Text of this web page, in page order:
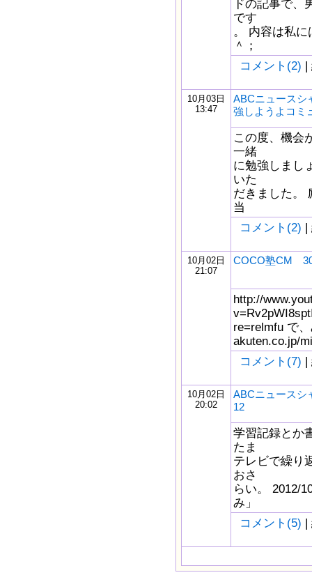
ドの記事で、
です
。 内容は私
＾；
コメント(2) |
10月03日
13:47
ABCニュースシ
強しようよコミ
この度、機会
一緒
に勉強しまし
いた
だきました。
当
コメント(2) |
10月02日
21:07
COCO塾CM
http://
re=relmfu で
akuten.co.jp/
コメント(7) |
10月02日
20:02
ABCニュース
12
学習記録とか
たま
テレビで繰り
おさ
らい。 2012/
み」
コメント(5) |